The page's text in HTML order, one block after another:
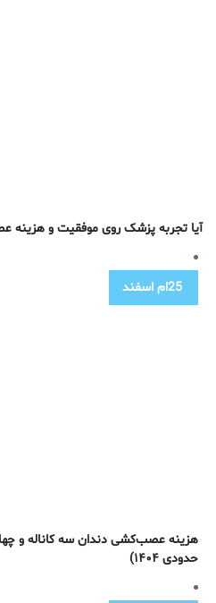
آیا تجربه پزشک روی موفقیت و هزینه عصب‌کشی در
25ام اسفند
هزینه عصب‌کشی دندان سه کاناله و چهار
حدودی ۱۴۰۴)